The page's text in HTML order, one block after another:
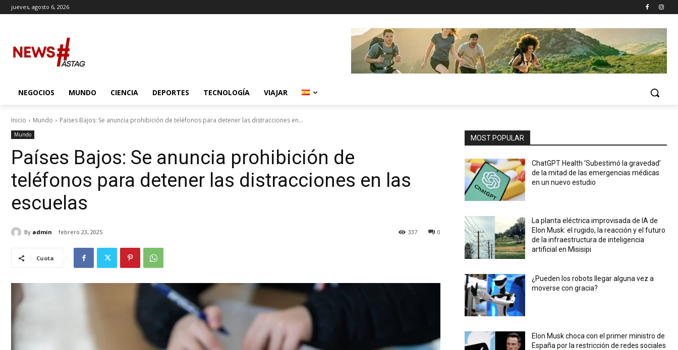
jueves, agosto 6, 2026
NEGOCIOS MUNDO CIENCIA DEPORTES TECNOLOGÍA VIAJAR
Inicio Mundo Países Bajos: Se anuncia prohibición de teléfonos para detener las distracciones en...
Mundo
Países Bajos: Se anuncia prohibición de
teléfonos para detener las distracciones en las
escuelas
By admin febrero 23, 2025 0
337
Cuota
MOST POPULAR
ChatGPT Health ‘Subestimó la gravedad’
de la mitad de las emergencias médicas
en un nuevo estudio
La planta eléctrica improvisada de IA de
Elon Musk: el rugido, la reacción y el futuro
de la infraestructura de inteligencia
artificial en Misisipi
¿Pueden los robots llegar alguna vez a
moverse con gracia?
Elon Musk choca con el primer ministro de
España por la restricción de redes sociales